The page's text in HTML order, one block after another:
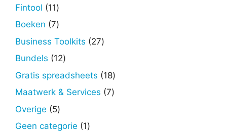
Fintool 1111
producten
Boeken 77
producten
Business Toolkits 2727
Bundels 1212
producten
Gratis spreadsheets 1818
producten
Maatwerk & Services 77
Overige 55
producten
Geen categorie 11